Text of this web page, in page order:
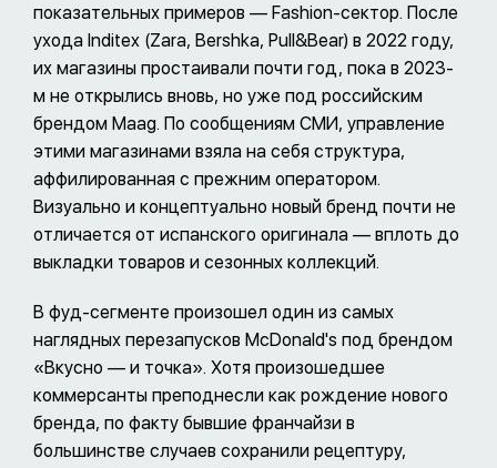
показательных примеров — Fashion-сектор. После
ухода Inditex (Zara, Bershka, Pull&Bear) в 2022 году,
их магазины простаивали почти год, пока в 2023-
м не открылись вновь, но уже под российским
брендом Maag. По сообщениям СМИ, управление
этими магазинами взяла на себя структура,
аффилированная с прежним оператором.
Визуально и концептуально новый бренд почти не
отличается от испанского оригинала — вплоть до
выкладки товаров и сезонных коллекций.
В фуд-сегменте произошел один из самых
наглядных перезапусков McDonald's под брендом
«Вкусно — и точка». Хотя произошедшее
коммерсанты преподнесли как рождение нового
бренда, по факту бывшие франчайзи в
большинстве случаев сохранили рецептуру,